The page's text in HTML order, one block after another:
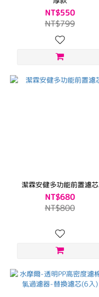
NT$550
NT$799
潔霖安健多功能前置濾芯
NT$680
NT$800